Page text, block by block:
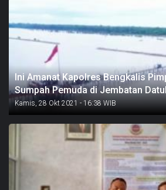
Ini Amanat Kapolres Bengkalis
Sumpah Pemuda di Jembatan
Kamis, 28 Okt 2021 - 16:38 WIB